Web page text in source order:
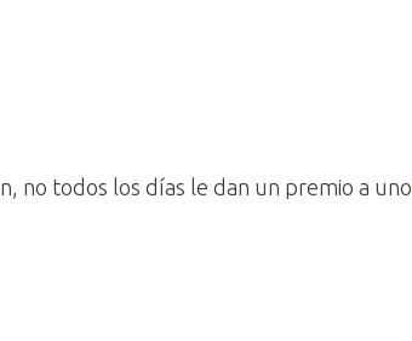
no todos los días le dan un premio a uno